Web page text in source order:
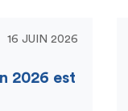
16 JUIN 2026
2026 est